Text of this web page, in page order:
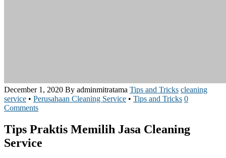
December 1, 2020 By adminmitratama Tips and Tricks cleaning
service • Perusahaan Cleaning Service • Tips and Tricks 0
Comments
Tips Praktis Memilih Jasa Cleaning
Service